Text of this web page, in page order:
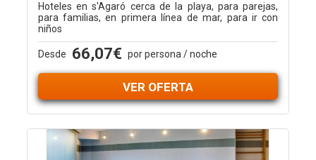
Hoteles en s'Agaró cerca de la playa, para parejas,
para familias, en primera línea de mar, para ir con
niños
Desde 66,07€ por persona / noche
VER OFERTA